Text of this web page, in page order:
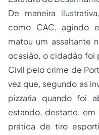
De maneira
como CAC, agindo
matou um assaltante
ocasião, o cidadão foi
Civil pelo crime de
vez que, segundo as
pizzaria quando foi
estando, destarte,
prática de tiro